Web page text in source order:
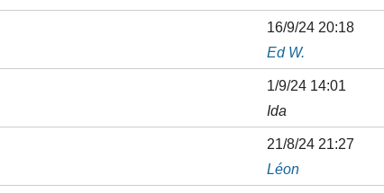
16/9/24 20:18
Ed W.
1/9/24 14:01
Ida
21/8/24 21:27
Léon